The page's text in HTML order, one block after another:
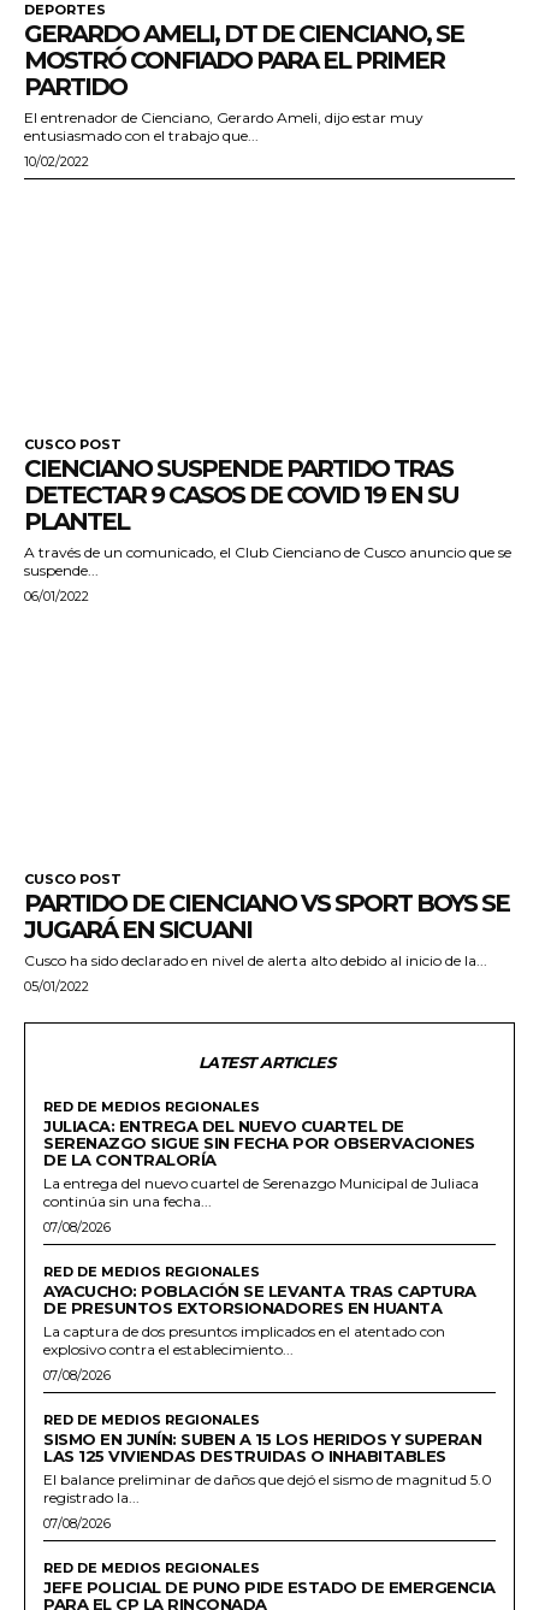
DEPORTES
GERARDO AMELI, DT DE CIENCIANO, SE
MOSTRÓ CONFIADO PARA EL PRIMER
PARTIDO
El entrenador de Cienciano, Gerardo Ameli, dijo estar muy
entusiasmado con el trabajo que...
10/02/2022
CUSCO POST
CIENCIANO SUSPENDE PARTIDO TRAS
DETECTAR 9 CASOS DE COVID 19 EN SU
PLANTEL
A través de un comunicado, el Club Cienciano de Cusco anuncio que se
suspende...
06/01/2022
CUSCO POST
PARTIDO DE CIENCIANO VS SPORT BOYS SE
JUGARÁ EN SICUANI
Cusco ha sido declarado en nivel de alerta alto debido al inicio de la...
05/01/2022
LATEST ARTICLES
RED DE MEDIOS REGIONALES
JULIACA: ENTREGA DEL NUEVO CUARTEL DE
SERENAZGO SIGUE SIN FECHA POR OBSERVACIONES
DE LA CONTRALORÍA
La entrega del nuevo cuartel de Serenazgo Municipal de Juliaca
continúa sin una fecha...
07/08/2026
RED DE MEDIOS REGIONALES
AYACUCHO: POBLACIÓN SE LEVANTA TRAS CAPTURA
DE PRESUNTOS EXTORSIONADORES EN HUANTA
La captura de dos presuntos implicados en el atentado con
explosivo contra el establecimiento...
07/08/2026
RED DE MEDIOS REGIONALES
SISMO EN JUNÍN: SUBEN A 15 LOS HERIDOS Y SUPERAN
LAS 125 VIVIENDAS DESTRUIDAS O INHABITABLES
El balance preliminar de daños que dejó el sismo de magnitud 5.0
registrado la...
07/08/2026
RED DE MEDIOS REGIONALES
JEFE POLICIAL DE PUNO PIDE ESTADO DE EMERGENCIA
PARA EL CP LA RINCONADA